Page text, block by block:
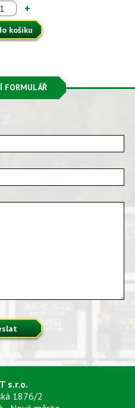
+
košíku
FORMULÁŘ
s.r.o.
1876/2